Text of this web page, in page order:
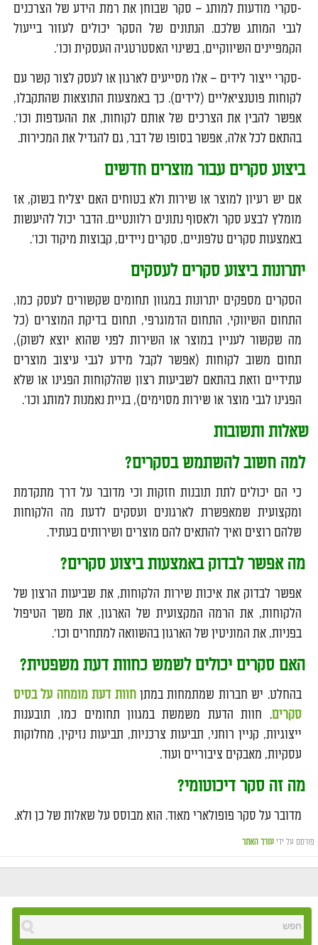
-סקרי מודעות למותג – סקר שבוחן את רמת הידע של הצרכנים
לגבי המותג שלכם. הנתונים של הסקר יכולים לעזור בייעול
הקמפיינים השיווקיים, בשינוי האסטרטגיה העסקית וכו'.
-סקרי ייצור לידים – אלו מסייעים לארגון או לעסק לצור קשר עם
לקוחות פוטנציאליים (לידים). כך באמצעות התוצאות שהתקבלו,
אפשר להבין את הצרכים של אותם לקוחות, את ההעדפות וכו'.
בהתאם לכל אלה, אפשר בסופו של דבר, גם להגדיל את המכירות.
ביצוע סקרים עבור מוצרים חדשים
אם יש רעיון למוצר או שירות ולא בטוחים האם יצליח בשוק, אז
מומלץ לבצע סקר ולאסוף נתונים רלוונטיים. הדבר יכול להיעשות
באמצעות סקרים טלפוניים, סקרים ניידים, קבוצות מיקוד וכו'.
יתרונות ביצוע סקרים לעסקים
הסקרים מספקים יתרונות במגוון תחומים שקשורים לעסק כמו,
התחום השיווקי, התחום הדמוגרפי, תחום בדיקת המוצרים (כל
מה שקשור לעניין במוצר או השירות לפני שהוא יוצא לשוק),
תחום משוב לקוחות (אפשר לקבל מידע לגבי עיצוב מוצרים
עתידיים וזאת בהתאם לשביעות רצון שהלקוחות הפגינו או שלא
הפגינו לגבי מוצר או שירות מסוימים), בניית נאמנות למותג וכו'.
שאלות ותשובות
למה חשוב להשתמש בסקרים?
כי הם יכולים לתת תובנות חזקות וכי מדובר על דרך מתקדמת
ומקצועית שמאפשרת לארגונים ועסקים לדעת מה הלקוחות
שלהם רוצים ואיך להתאים להם מוצרים ושירותים בעתיד.
מה אפשר לבדוק באמצעות ביצוע סקרים?
אפשר לבדוק את איכות שירות הלקוחות, את שביעות הרצון של
הלקוחות, את הרמה המקצועית של הארגון, את משך הטיפול
בפניות, את המוניטין של הארגון בהשוואה למתחרים וכו'.
האם סקרים יכולים לשמש כחוות דעת משפטית?
בהחלט. יש חברות שמתמחות במתןחוות דעת מומחה על בסיס
סקרים. חוות הדעת משמשת במגוון תחומים כמו, תובענות
ייצוגיות, קניין רוחני, תביעות צרכניות, תביעות נזיקין, מחלוקות
עסקיות, מאבקים ציבוריים ועוד.
מה זה סקר דיכוטומי?
מדובר על סקר פופולארי מאוד. הוא מבוסס על שאלות של כן ולא.
פורסם על ידי עורך האתר